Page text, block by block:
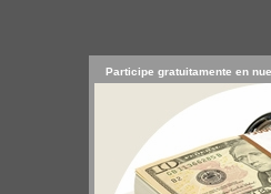
Participe gratuitamente en